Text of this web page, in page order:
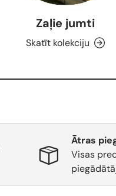
Zaļie jumti
Skatīt kolekciju
Ātras
Visas